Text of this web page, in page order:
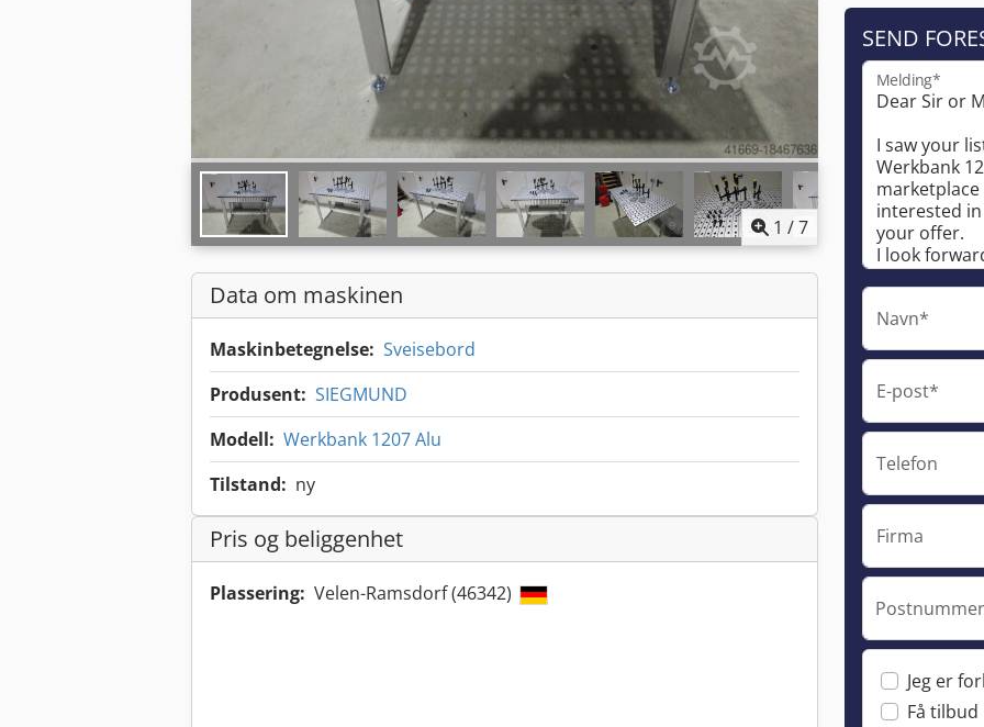
1 /7
Data om maskinen
Maskinbetegnelse: Sveisebord
Produsent: SIEGMUND
Modell: Werkbank 1207 Alu
Tilstand: ny
Pris og beliggenhet
Plassering: Velen-Ramsdorf (46342)
SEND
Melding*
Navn*
E-post*
Telefon
Firma
Jeg er
Få